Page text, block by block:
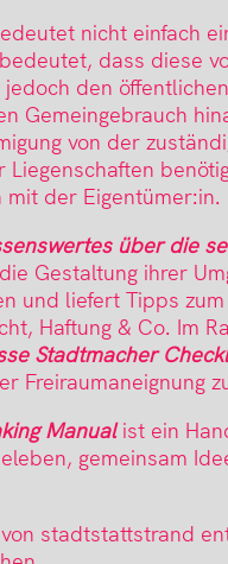
nicht einfach
dass diese
den
Gemeingebrauch
von der
der Eigentümer:in.
über die
Gestaltung ihrer
und liefert Tipps
Haftung & Co. Im
Stadtmacher
Freiraumaneignung
Manualist ein
gemeinsam
stadtstattstrand